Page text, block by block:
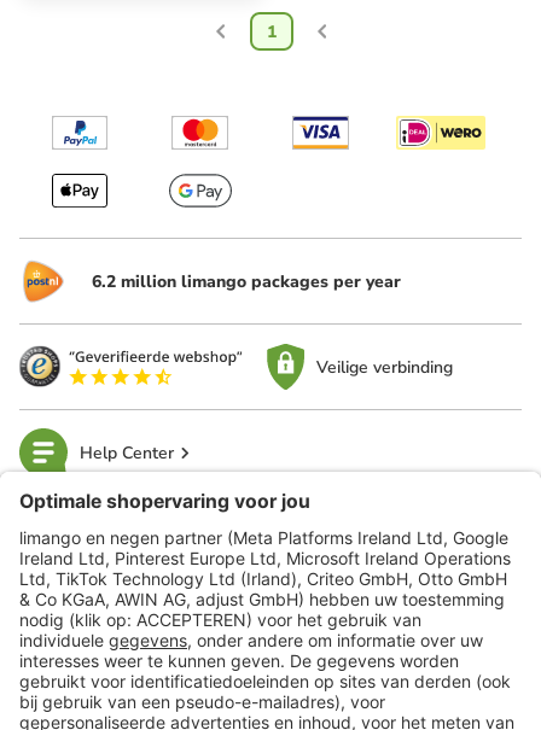
1
6.2 million limango packages per year
Veilige verbinding
Help Center
limango
Veilig winkelen
Klantenservice
Shop